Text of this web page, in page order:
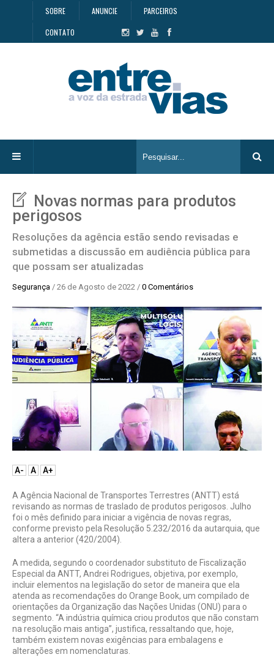
SOBRE ANUNCIE PARCEIROS
CONTATO
Novas normas para produtos
perigosos
Resoluções da agência estão sendo revisadas e
submetidas a discussão em audiência pública para
que possam ser atualizadas
Segurança / 26 de Agosto de 2022 / 0 Comentários
A- A A+
A Agência Nacional de Transportes Terrestres (ANTT) está
revisando as normas de traslado de produtos perigosos. Julho
foi o mês definido para iniciar a vigência de novas regras,
conforme previsto pela Resolução 5.232/2016 da autarquia, que
altera a anterior (420/2004).
A medida, segundo o coordenador substituto de Fiscalização
Especial da ANTT, Andrei Rodrigues, objetiva, por exemplo,
incluir elementos na legislação do setor de maneira que ela
atenda as recomendações do Orange Book, um compilado de
orientações da Organização das Nações Unidas (ONU) para o
segmento. “A indústria química criou produtos que não constam
na resolução mais antiga”, justifica, ressaltando que, hoje,
também existem novas exigências para embalagens e
alterações em nomenclaturas.